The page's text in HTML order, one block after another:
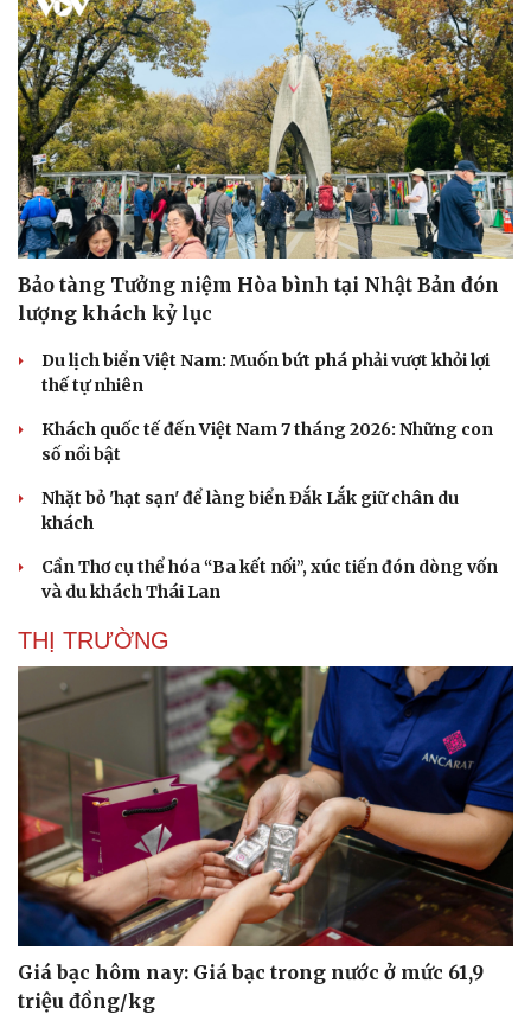
Cải chính
Bảo tàng Tưởng niệm Hòa bình tại Nhật Bản đón
lượng khách kỷ lục
Du lịch biển Việt Nam: Muốn bứt phá phải vượt khỏi lợi
thế tự nhiên
Khách quốc tế đến Việt Nam 7 tháng 2026: Những con
số nổi bật
Nhặt bỏ 'hạt sạn' để làng biển Đắk Lắk giữ chân du
khách
Cần Thơ cụ thể hóa “Ba kết nối”, xúc tiến đón dòng vốn
và du khách Thái Lan
THỊ TRƯỜNG
Giá bạc hôm nay: Giá bạc trong nước ở mức 61,9
triệu đồng/kg